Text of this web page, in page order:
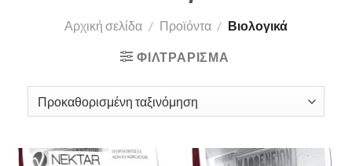
Αρχική σελίδα / Προϊόντα / Βιολογικά
ΦΙΛΤΡΆΡΙΣΜΑ